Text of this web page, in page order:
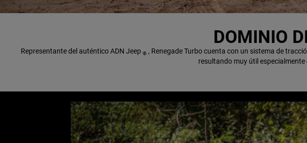
DOMINIO
Representante del auténtico ADN Jeep ®, Renegade Turbo cuenta con un sistema de
resultando muy útil